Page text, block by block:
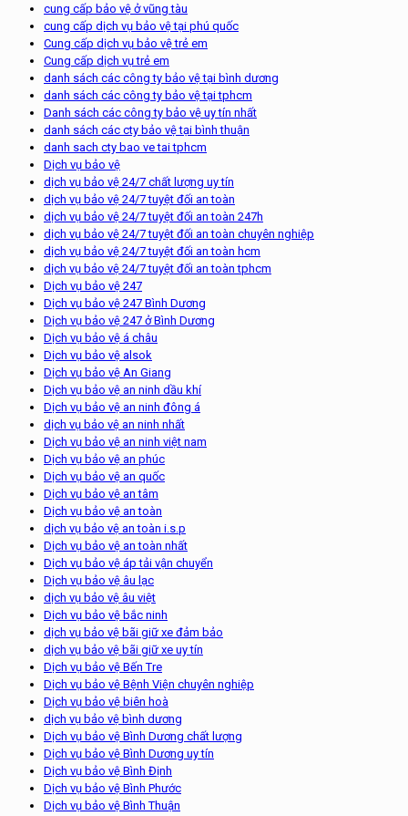
cung cấp bảo vệ ở vũng tàu
cung cấp dịch vụ bảo vệ tại phú quốc
Cung cấp dịch vụ bảo vệ trẻ em
Cung cấp dịch vụ trẻ em
danh sách các công ty bảo vệ tại bình dương
danh sách các công ty bảo vệ tại tphcm
Danh sách các công ty bảo vệ uy tín nhất
danh sách các cty bảo vệ tại bình thuận
danh sach cty bao ve tai tphcm
Dịch vụ bảo vệ
dịch vụ bảo vệ 24/7 chất lượng uy tín
dịch vụ bảo vệ 24/7 tuyệt đối an toàn
dịch vụ bảo vệ 24/7 tuyệt đối an toàn 247h
dịch vụ bảo vệ 24/7 tuyệt đối an toàn chuyên nghiệp
dịch vụ bảo vệ 24/7 tuyệt đối an toàn hcm
dịch vụ bảo vệ 24/7 tuyệt đối an toàn tphcm
Dịch vụ bảo vệ 247
Dịch vụ bảo vệ 247 Bình Dương
Dịch vụ bảo vệ 247 ở Bình Dương
Dịch vụ bảo vệ á châu
Dịch vụ bảo vệ alsok
Dịch vụ bảo vệ An Giang
Dịch vụ bảo vệ an ninh dầu khí
Dịch vụ bảo vệ an ninh đông á
dịch vụ bảo vệ an ninh nhất
Dịch vụ bảo vệ an ninh việt nam
Dịch vụ bảo vệ an phúc
Dịch vụ bảo vệ an quốc
Dịch vụ bảo vệ an tâm
Dịch vụ bảo vệ an toàn
dịch vụ bảo vệ an toàn i.s.p
Dịch vụ bảo vệ an toàn nhất
Dịch vụ bảo vệ áp tải vận chuyển
Dịch vụ bảo vệ âu lạc
dịch vụ bảo vệ âu việt
Dịch vụ bảo vệ bắc ninh
dịch vụ bảo vệ bãi giữ xe đảm bảo
dịch vụ bảo vệ bãi giữ xe uy tín
Dịch vụ bảo vệ Bến Tre
Dịch vụ bảo vệ Bệnh Viện chuyên nghiệp
Dịch vụ bảo vệ biên hoà
dịch vụ bảo vệ bình dương
Dịch vụ bảo vệ Bình Dương chất lượng
Dịch vụ bảo vệ Bình Dương uy tín
Dịch vụ bảo vệ Bình Định
Dịch vụ bảo vệ Bình Phước
Dịch vụ bảo vệ Bình Thuận